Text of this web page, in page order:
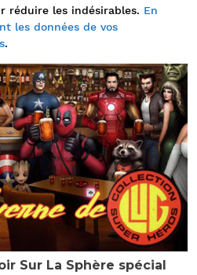
réduire les indésirables. En
les données de vos
.
Sur La Sphère spécial